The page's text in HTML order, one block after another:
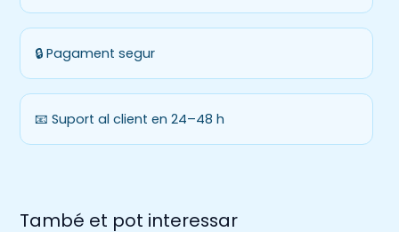
👩🏻‍🏫 Nivell recomanat
🔒 Pagament segur
📧 Suport al client en 24–48 h
També et pot interessar